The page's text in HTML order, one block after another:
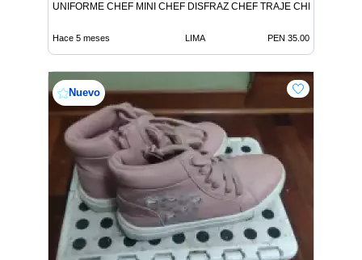
UNIFORME CHEF MINI CHEF DISFRAZ CHEF TRAJE CHEF
Hace 5 meses LIMA PEN 35.00
Nuevo